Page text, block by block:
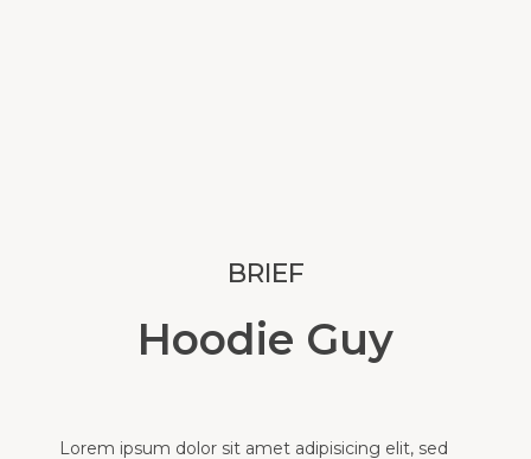
BRIEF
Hoodie Guy
Lorem ipsum dolor sit amet adipisicing elit, sed